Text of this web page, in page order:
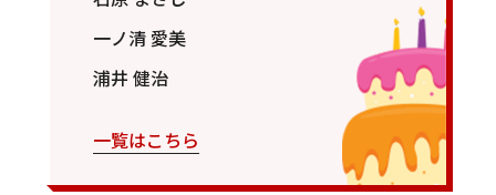
一ノ清 愛美
浦井 健治
一覧はこちら